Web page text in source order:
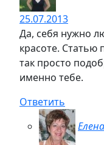
25.07.2013
Да, себя нужно
красоте. Статью
так просто
именно тебе.
Ответить